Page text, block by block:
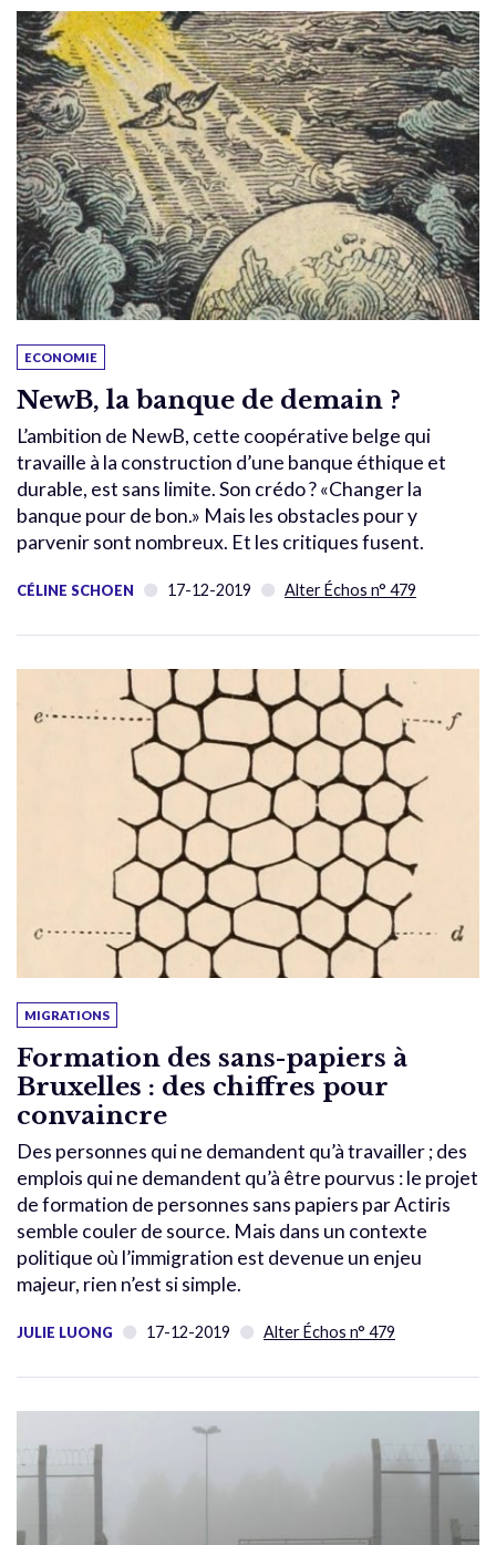
ECONOMIE
NewB, la banque de demain ?
L’ambition de NewB, cette coopérative belge qui
travaille à la construction d’une banque éthique et
durable, est sans limite. Son crédo ? «Changer la
banque pour de bon.» Mais les obstacles pour y
parvenir sont nombreux. Et les critiques fusent.
CÉLINE SCHOEN 17-12-2019 Alter Échos n° 479
MIGRATIONS
Formation des sans-papiers à
Bruxelles : des chiffres pour
convaincre
Des personnes qui ne demandent qu’à travailler ; des
emplois qui ne demandent qu’à être pourvus : le projet
de formation de personnes sans papiers par Actiris
semble couler de source. Mais dans un contexte
politique où l’immigration est devenue un enjeu
majeur, rien n’est si simple.
JULIE LUONG 17-12-2019 Alter Échos n° 479